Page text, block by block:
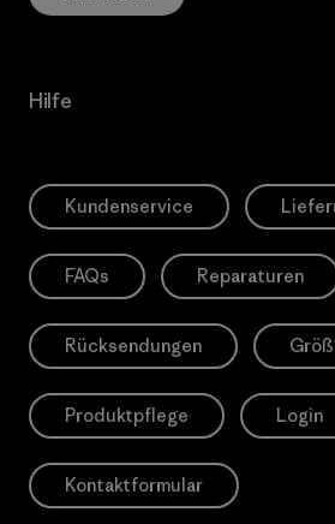
Hilfe
Kundenservice
FAQs Reparaturen
Rücksendungen
Produktpflege Login
Kontaktformular